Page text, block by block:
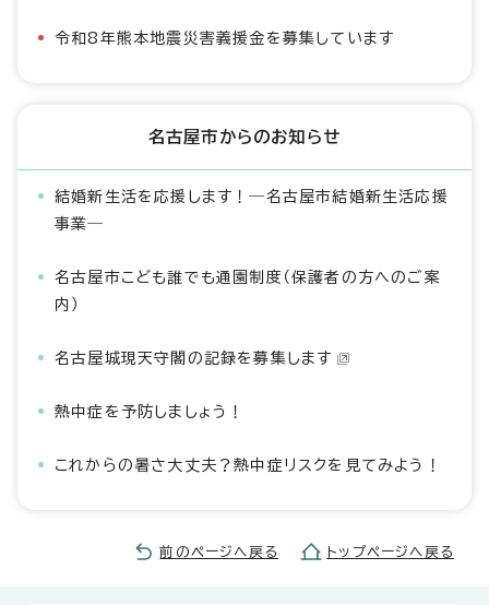
令和8年熊本地震災害義援金を募集しています
名古屋市からのお知らせ
結婚新生活を応援します！―名古屋市結婚新生活応援
事業―
名古屋市こども誰でも通園制度（保護者の方へのご案
内）
名古屋城現天守閣の記録を募集します
熱中症を予防しましょう！
これからの暑さ大丈夫？熱中症リスクを見てみよう！
前のページへ戻る トップページへ戻る